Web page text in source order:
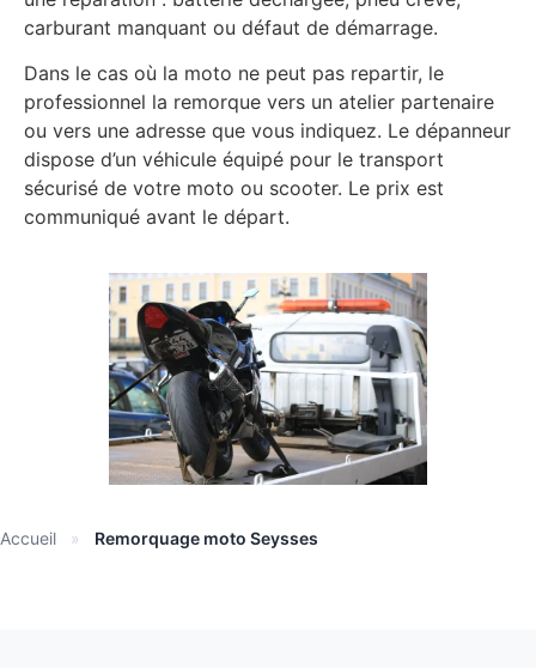
carburant manquant ou défaut de démarrage.
Dans le cas où la moto ne peut pas repartir, le
professionnel la remorque vers un atelier partenaire
ou vers une adresse que vous indiquez. Le dépanneur
dispose d’un véhicule équipé pour le transport
sécurisé de votre moto ou scooter. Le prix est
communiqué avant le départ.
Accueil » Remorquage moto Seysses